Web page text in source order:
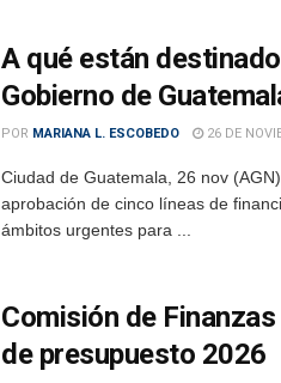
A qué están
Gobierno de
POR MARIANA L. ESCOBEDO 26 DE
Ciudad de Guatemala, 26 nov
aprobación de cinco líneas de
ámbitos urgentes para ...
Comisión de
de presupuesto 2026